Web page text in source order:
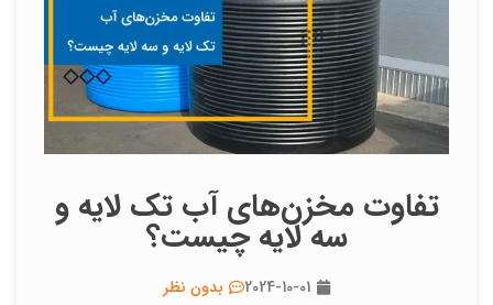
تفاوت مخزن‌های آب تک لایه و
سه لایه چیست؟
2024-10-01 بدون نظر